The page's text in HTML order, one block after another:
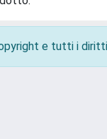
e tutti i